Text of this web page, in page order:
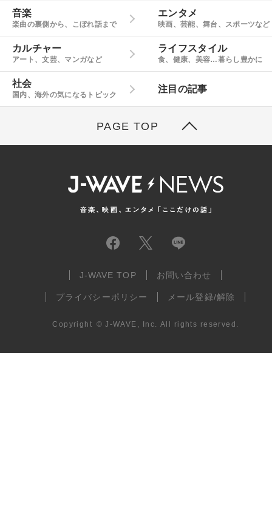
音楽
楽曲の裏側から、こぼれ話まで
エンタメ
映画、芸能、舞台、スポーツなど
カルチャー
アート、文芸、マンガなど
ライフスタイル
食、健康、美容…暮らし豊かに
社会
国内、海外の気になるトピック
注目の記事
PAGE TOP
J-WAVE TOP お問い合わせ
プライバシーポリシー メール登録/解除
Copyright © J-WAVE, Inc. All rights reserved.